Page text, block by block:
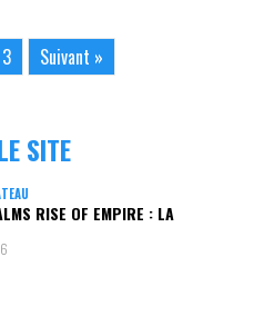
3 Suivant »
SITE
RISE OF EMPIRE : LA